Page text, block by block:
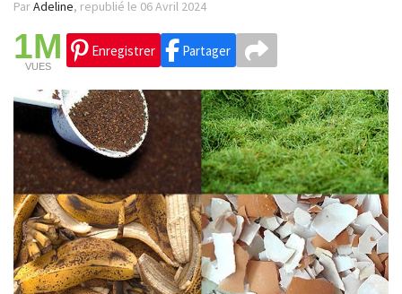
ParAdeline, republié le 06 Avril 2024
1M
VUES
Enregistrer Partager